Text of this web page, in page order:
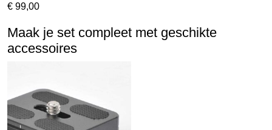
€ 99,00
Maak je set compleet met geschikte
accessoires